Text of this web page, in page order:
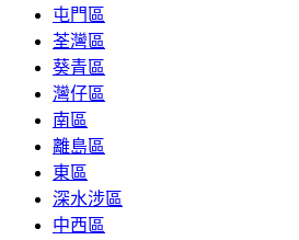
屯門區
荃灣區
葵青區
灣仔區
南區
離島區
東區
深水涉區
中西區